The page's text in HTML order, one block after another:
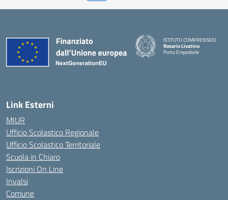
ISTITUTO COMPRENSIVO
Rosario Livatino
Porto Empedocle
Link Esterni
MIUR
Ufficio Scolastico Regionale
Ufficio Scolastico Territoriale
Scuola in Chiaro
Iscrizioni On Line
Invalsi
Comune